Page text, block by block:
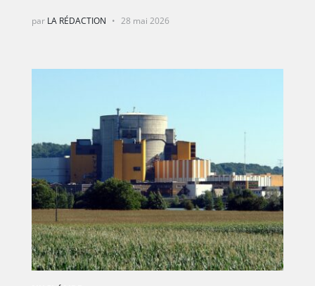
par LA RÉDACTION 28 mai 2026